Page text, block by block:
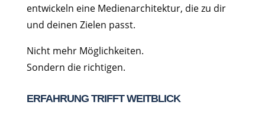
entwickeln eine Medienarchitektur, die zu dir
und deinen Zielen passt.
Nicht mehr Möglichkeiten.
Sondern die richtigen.
ERFAHRUNG TRIFFT WEITBLICK